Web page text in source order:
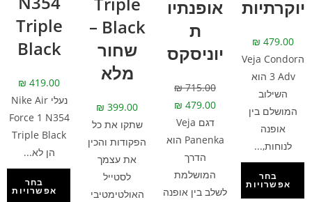
יוקרתיות
₪ 479.00
הVeja Condor
3 Adv הוא
השילוב
המושלם בין
אופנה
לנוחות,...
בחר
אפשרויות
אופנתיו
ת
יוניסקס
₪715.00
₪ 479.00
דגם Veja
Panenka הוא
הדרך
המושלמת
לשלב בין אופנה
Black –
שחור
מלא
₪ 399.00
שתקו את כל
הפקודות והכין
את עצמך
לסטייל
האולטימטיבי
Triple
Black
₪ 419.00
נעלי Nike Air
Force 1 N354
Triple Black
הן לא...
בחר
אפשרויות